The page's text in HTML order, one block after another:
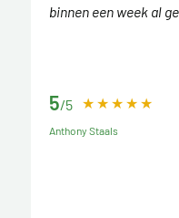
binnen een week al
5/5
Anthony Staals